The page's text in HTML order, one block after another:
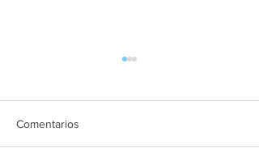
Comentarios